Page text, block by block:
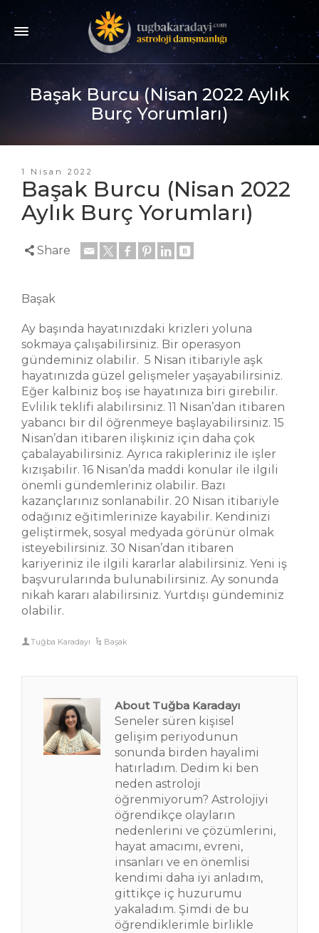
Başak Burcu (Nisan 2022 Aylık
Burç Yorumları)
1 Nisan 2022
Başak Burcu (Nisan 2022
Aylık Burç Yorumları)
Share
Başak
Ay başında hayatınızdaki krizleri yoluna
sokmaya çalışabilirsiniz. Bir operasyon
gündeminiz olabilir. 5 Nisan itibariyle aşk
hayatınızda güzel gelişmeler yaşayabilirsiniz.
Eğer kalbiniz boş ise hayatınıza biri girebilir.
Evlilik teklifi alabilirsiniz. 11 Nisan’dan itibaren
yabancı bir dil öğrenmeye başlayabilirsiniz. 15
Nisan’dan itibaren ilişkiniz için daha çok
çabalayabilirsiniz. Ayrıca rakipleriniz ile işler
kızışabilir. 16 Nisan’da maddi konular ile ilgili
önemli gündemleriniz olabilir. Bazı
kazançlarınız sonlanabilir. 20 Nisan itibariyle
odağınız eğitimlerinize kayabilir. Kendinizi
geliştirmek, sosyal medyada görünür olmak
isteyebilirsiniz. 30 Nisan’dan itibaren
kariyeriniz ile ilgili kararlar alabilirsiniz. Yeni iş
başvurularında bulunabilirsiniz. Ay sonunda
nikah kararı alabilirsiniz. Yurtdışı gündeminiz
olabilir.
Tuğba Karadayı Başak
About Tuğba Karadayı
Seneler süren kişisel
gelişim periyodunun
sonunda birden hayalimi
hatırladım. Dedim ki ben
neden astroloji
öğrenmiyorum? Astrolojiyi
öğrendikçe olayların
nedenlerini ve çözümlerini,
hayat amacımı, evreni,
insanları ve en önemlisi
kendimi daha iyi anladım,
gittikçe iç huzurumu
yakaladım. Şimdi de bu
öğrendiklerimle birlikle